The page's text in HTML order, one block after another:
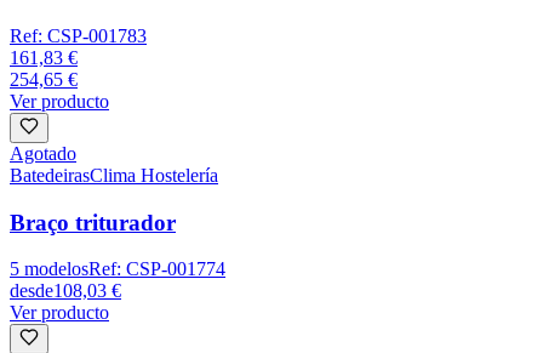
Ref: CSP-001783
161,83 €
254,65 €
Ver producto
Agotado
BatedeirasClima Hostelería
Braço triturador
5 modelosRef: CSP-001774
desde108,03 €
Ver producto